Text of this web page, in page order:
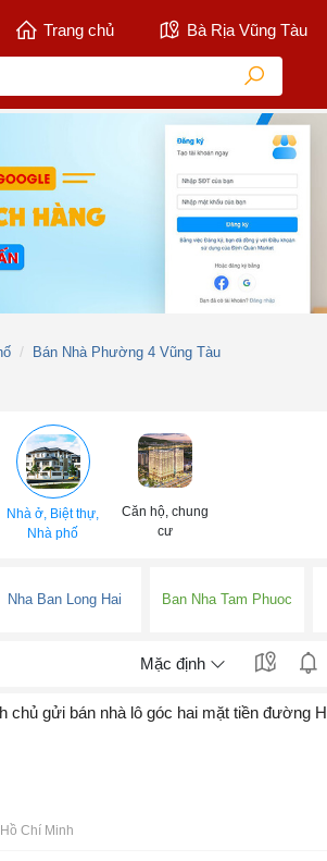
Trang chủ Bà Rịa Vũng Tàu
Bán Nhà Phường 4 Vũng Tàu
Nhà ở, Biệt thự,
Nhà phố
Căn hộ, chung
cư
Nha Ban Long Hai Ban Nha Tam Phuoc
Mặc định
Hồ Chí Minh